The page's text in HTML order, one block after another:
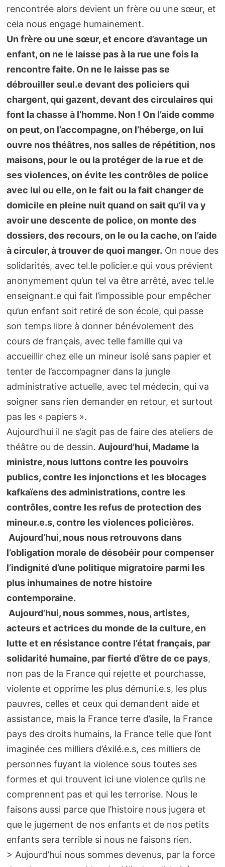
rencontrée alors devient un frère ou une sœur, et
cela nous engage humainement.
Un frère ou une sœur, et encore d’avantage un
enfant, on ne le laisse pas à la rue une fois la
rencontre faite. On ne le laisse pas se
débrouiller seul.e devant des policiers qui
chargent, qui gazent, devant des circulaires qui
font la chasse à l’homme. Non ! On l’aide comme
on peut, on l’accompagne, on l’héberge, on lui
ouvre nos théâtres, nos salles de répétition, nos
maisons, pour le ou la protéger de la rue et de
ses violences, on évite les contrôles de police
avec lui ou elle, on le fait ou la fait changer de
domicile en pleine nuit quand on sait qu’il va y
avoir une descente de police, on monte des
dossiers, des recours, on le ou la cache, on l’aide
à circuler, à trouver de quoi manger. On noue des
solidarités, avec tel.le policier.e qui vous prévient
anonymement qu’un tel va être arrêté, avec tel.le
enseignant.e qui fait l’impossible pour empêcher
qu’un enfant soit retiré de son école, qui passe
son temps libre à donner bénévolement des
cours de français, avec telle famille qui va
accueillir chez elle un mineur isolé sans papier et
tenter de l’accompagner dans la jungle
administrative actuelle, avec tel médecin, qui va
soigner sans rien demander en retour, et surtout
pas les « papiers ».
Aujourd’hui il ne s’agit pas de faire des ateliers de
théâtre ou de dessin. Aujourd’hui, Madame la
ministre, nous luttons contre les pouvoirs
publics, contre les injonctions et les blocages
kafkaïens des administrations, contre les
contrôles, contre les refus de protection des
mineur.e.s, contre les violences policières.
Aujourd’hui, nous nous retrouvons dans
l’obligation morale de désobéir pour compenser
l’indignité d’une politique migratoire parmi les
plus inhumaines de notre histoire
contemporaine.
Aujourd’hui, nous sommes, nous, artistes,
acteurs et actrices du monde de la culture, en
lutte et en résistance contre l’état français, par
solidarité humaine, par fierté d’être de ce pays,
non pas de la France qui rejette et pourchasse,
violente et opprime les plus démuni.e.s, les plus
pauvres, celles et ceux qui demandent aide et
assistance, mais la France terre d’asile, la France
pays des droits humains, la France telle que l’ont
imaginée ces milliers d’éxilé.e.s, ces milliers de
personnes fuyant la violence sous toutes ses
formes et qui trouvent ici une violence qu’ils ne
comprennent pas et qui les terrorise. Nous le
faisons aussi parce que l’histoire nous jugera et
que le jugement de nos enfants et de nos petits
enfants sera terrible si nous ne faisons rien.
> Aujourd’hui nous sommes devenus, par la force